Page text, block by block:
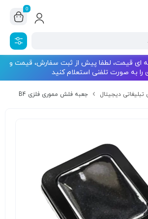
0
ای قیمت، لطفا پیش از ثبت سفارش، قیمت و
را به صورت تلفنی استعلام کنید
تبلیغاتی دیجیتال جعبه فلش مموری فلزی B4